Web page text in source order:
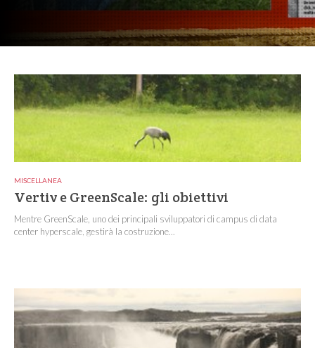
MISCELLANEA
Vertiv e GreenScale: gli obiettivi
Mentre GreenScale, uno dei principali sviluppatori di campus di data
center hyperscale, gestirà la costruzione...